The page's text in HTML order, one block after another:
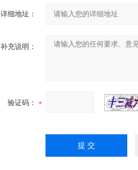
详细地址：
补充说明：
验证码：